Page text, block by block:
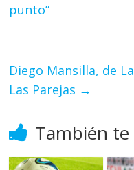
punto”
Diego Mansilla, de
Las Parejas →
También